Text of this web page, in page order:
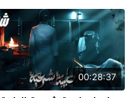
00:28:37